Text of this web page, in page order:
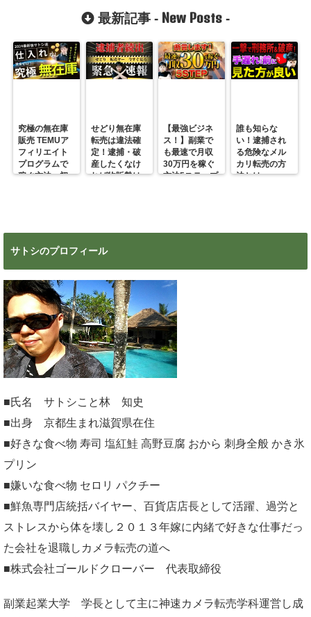
最新記事 - New Posts -
究極の無在庫
販売 TEMUア
フィリエイト
プログラムで
稼ぐ方法 初
せどり無在庫
転売は違法確
定！逮捕・破
産したくなけ
れば物販勢は
【最強ビジネ
ス！】副業で
も最速で月収
30万円を稼ぐ
方法5ステップ
誰も知らな
い！逮捕され
る危険なメル
カリ転売の方
法とは
サトシのプロフィール
■氏名 サトシこと林 知史
■出身 京都生まれ滋賀県在住
■好きな食べ物 寿司 塩紅鮭 高野豆腐 おから 刺身全般 かき氷
プリン
■嫌いな食べ物 セロリ パクチー
■鮮魚専門店統括バイヤー、百貨店店長として活躍、過労と
ストレスから体を壊し２０１３年嫁に内緒で好きな仕事だっ
た会社を退職しカメラ転売の道へ
■株式会社ゴールドクローバー 代表取締役
副業起業大学 学長として主に神速カメラ転売学科運営し成